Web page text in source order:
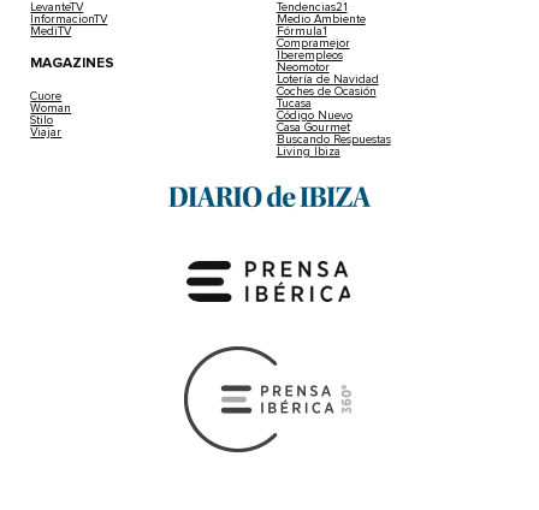
LevanteTV
InformacionTV
MediTV
MAGAZINES
Cuore
Woman
Stilo
Viajar
Tendencias21
Medio Ambiente
Fórmula1
Compramejor
Iberempleos
Neomotor
Lotería de Navidad
Coches de Ocasión
Tucasa
Código Nuevo
Casa Gourmet
Buscando Respuestas
Living Ibiza